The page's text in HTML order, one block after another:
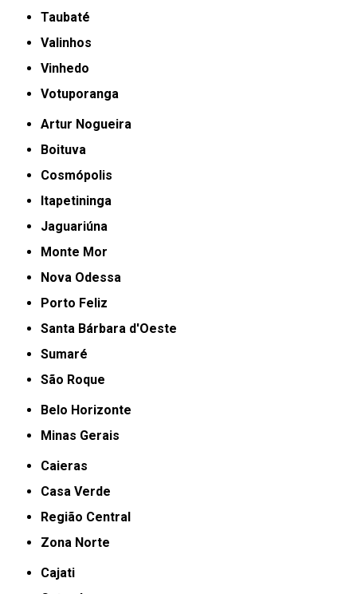
Taubaté
Valinhos
Vinhedo
Votuporanga
Artur Nogueira
Boituva
Cosmópolis
Itapetininga
Jaguariúna
Monte Mor
Nova Odessa
Porto Feliz
Santa Bárbara d'Oeste
Sumaré
São Roque
Belo Horizonte
Minas Gerais
Caieras
Casa Verde
Região Central
Zona Norte
Cajati